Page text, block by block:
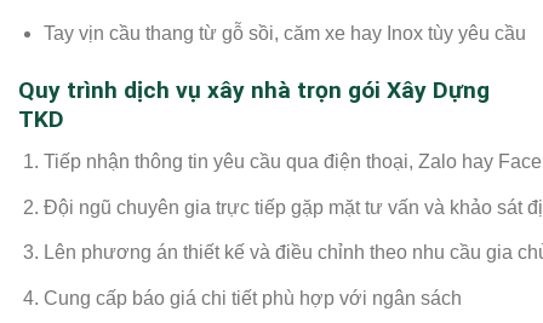
Tay vịn cầu thang từ gỗ sồi, căm xe hay Inox tùy yêu cầu
Quy trình dịch vụ xây nhà trọn gói Xây Dựng
TKD
Tiếp nhận thông tin yêu cầu qua điện thoại, Zalo hay
Đội ngũ chuyên gia trực tiếp gặp mặt tư vấn và khảo sát
Lên phương án thiết kế và điều chỉnh theo nhu cầu gia
Cung cấp báo giá chi tiết phù hợp với ngân sách